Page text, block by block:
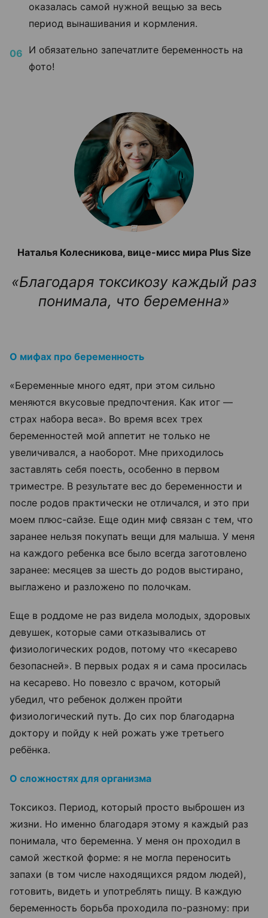
оказалась самой нужной вещью за весь
период вынашивания и кормления.
И обязательно запечатлите беременность на
фото!
Наталья Колесникова, вице-мисс мира Plus Size
«Благодаря токсикозу каждый раз
понимала, что беременна»
О мифах про беременность
«Беременные много едят, при этом сильно
меняются вкусовые предпочтения. Как итог —
страх набора веса». Во время всех трех
беременностей мой аппетит не только не
увеличивался, а наоборот. Мне приходилось
заставлять себя поесть, особенно в первом
триместре. В результате вес до беременности и
после родов практически не отличался, и это при
моем плюс-сайзе. Еще один миф связан с тем, что
заранее нельзя покупать вещи для малыша. У меня
на каждого ребенка все было всегда заготовлено
заранее: месяцев за шесть до родов выстирано,
выглажено и разложено по полочкам.
Еще в роддоме не раз видела молодых, здоровых
девушек, которые сами отказывались от
физиологических родов, потому что «кесарево
безопасней». В первых родах я и сама просилась
на кесарево. Но повезло с врачом, который
убедил, что ребенок должен пройти
физиологический путь. До сих пор благодарна
доктору и пойду к ней рожать уже третьего
ребёнка.
О сложностях для организма
Токсикоз. Период, который просто выброшен из
жизни. Но именно благодаря этому я каждый раз
понимала, что беременна. У меня он проходил в
самой жесткой форме: я не могла переносить
запахи (в том числе находящихся рядом людей),
готовить, видеть и употреблять пищу. В каждую
беременность борьба проходила по-разному: при